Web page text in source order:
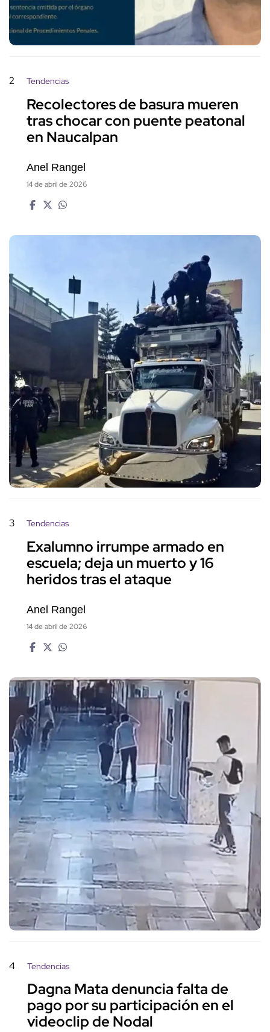
2 Tendencias
Recolectores de basura mueren
tras chocar con puente peatonal
en Naucalpan
Anel Rangel
14 de abril de 2026
3 Tendencias
Exalumno irrumpe armado en
escuela; deja un muerto y 16
heridos tras el ataque
Anel Rangel
14 de abril de 2026
4 Tendencias
Dagna Mata denuncia falta de
pago por su participación en el
videoclip de Nodal